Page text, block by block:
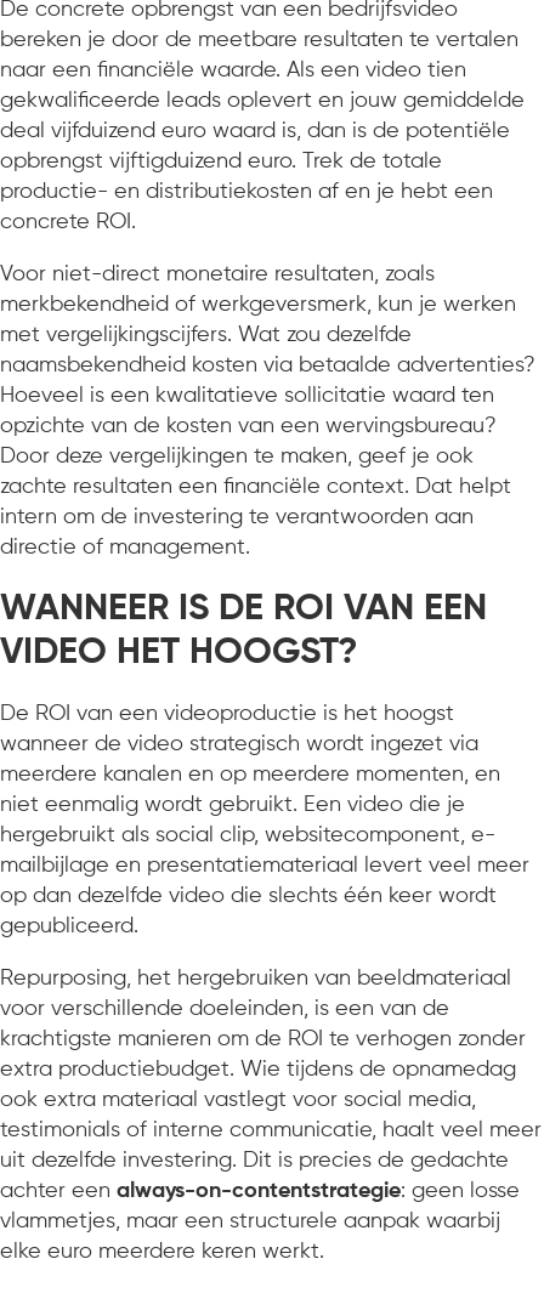
De concrete opbrengst van een bedrijfsvideo
bereken je door de meetbare resultaten te vertalen
naar een financiële waarde. Als een video tien
gekwalificeerde leads oplevert en jouw gemiddelde
deal vijfduizend euro waard is, dan is de potentiële
opbrengst vijftigduizend euro. Trek de totale
productie- en distributiekosten af en je hebt een
concrete ROI.
Voor niet-direct monetaire resultaten, zoals
merkbekendheid of werkgeversmerk, kun je werken
met vergelijkingscijfers. Wat zou dezelfde
naamsbekendheid kosten via betaalde advertenties?
Hoeveel is een kwalitatieve sollicitatie waard ten
opzichte van de kosten van een wervingsbureau?
Door deze vergelijkingen te maken, geef je ook
zachte resultaten een financiële context. Dat helpt
intern om de investering te verantwoorden aan
directie of management.
WANNEER IS DE ROI VAN EEN
VIDEO HET HOOGST?
De ROI van een videoproductie is het hoogst
wanneer de video strategisch wordt ingezet via
meerdere kanalen en op meerdere momenten, en
niet eenmalig wordt gebruikt. Een video die je
hergebruikt als social clip, websitecomponent, e-
mailbijlage en presentatiemateriaal levert veel meer
op dan dezelfde video die slechts één keer wordt
gepubliceerd.
Repurposing, het hergebruiken van beeldmateriaal
voor verschillende doeleinden, is een van de
krachtigste manieren om de ROI te verhogen zonder
extra productiebudget. Wie tijdens de opnamedag
ook extra materiaal vastlegt voor social media,
testimonials of interne communicatie, haalt veel meer
uit dezelfde investering. Dit is precies de gedachte
achter een always-on-contentstrategie: geen losse
vlammetjes, maar een structurele aanpak waarbij
elke euro meerdere keren werkt.